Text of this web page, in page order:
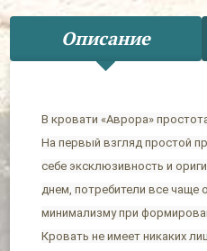
Описание
В кровати «Аврора»
На первый взгляд простой
себе эксклюзивность и
днем, потребители все чаще
минимализму при
Кровать не имеет никаких